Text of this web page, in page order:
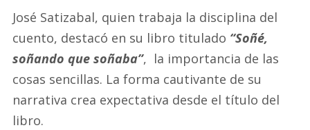
José Satizabal, quien trabaja la disciplina del
cuento, destacó en su libro titulado “Soñé,
soñando que soñaba”, la importancia de las
cosas sencillas. La forma cautivante de su
narrativa crea expectativa desde el título del
libro.